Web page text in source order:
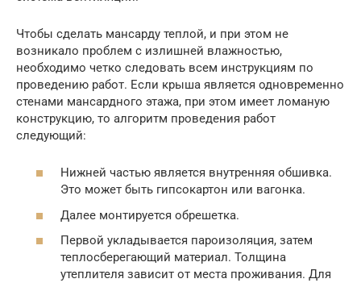
Чтобы сделать мансарду теплой, и при этом не
возникало проблем с излишней влажностью,
необходимо четко следовать всем инструкциям по
проведению работ. Если крыша является одновременно
стенами мансардного этажа, при этом имеет ломаную
конструкцию, то алгоритм проведения работ
следующий:
Нижней частью является внутренняя обшивка.
Это может быть гипсокартон или вагонка.
Далее монтируется обрешетка.
Первой укладывается пароизоляция, затем
теплосберегающий материал. Толщина
утеплителя зависит от места проживания. Для